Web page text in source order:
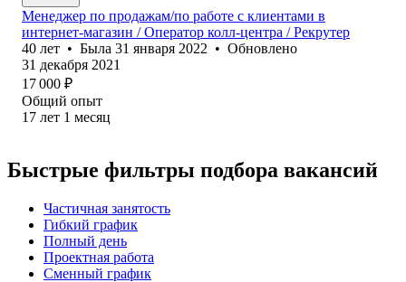
Менеджер по продажам/по работе с клиентами в
интернет-магазин / Оператор колл-центра / Рекрутер
40 лет • Была 31 января 2022 • Обновлено
31 декабря 2021
17 000 ₽
Общий опыт
17 лет 1 месяц
Быстрые фильтры подбора вакансий
Частичная занятость
Гибкий график
Полный день
Проектная работа
Сменный график